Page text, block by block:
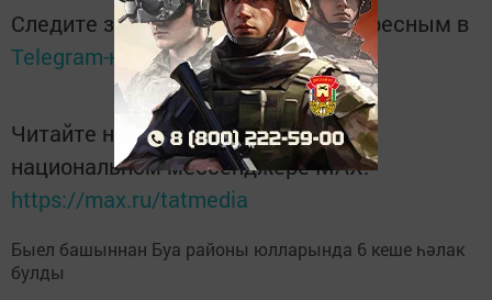
Следите за самым важным и интересным в
Telegram-каналеТатмедиа
Читайте новости Татарстана в
национальном мессенджере MАХ:
https://max.ru/tatmedia
Быел башыннан Буа районы юлларында 6 кеше һәлак
булды